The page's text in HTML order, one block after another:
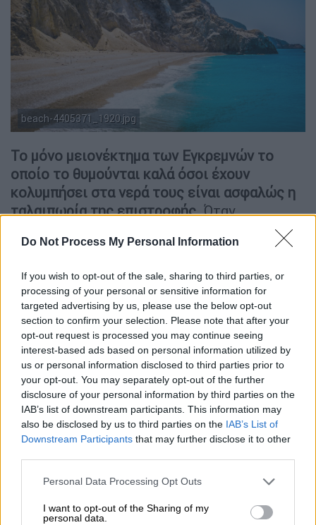
Do Not Process My Personal Information
If you wish to opt-out of the sale, sharing to third parties, or
processing of your personal or sensitive information for
targeted advertising by us, please use the below opt-out
section to confirm your selection. Please note that after your
opt-out request is processed you may continue seeing
interest-based ads based on personal information utilized by
us or personal information disclosed to third parties prior to
your opt-out. You may separately opt-out of the further
disclosure of your personal information by third parties on the
IAB’s list of downstream participants. This information may
also be disclosed by us to third parties on the IAB’s List of
Downstream Participants that may further disclose it to other
Please note that this website/app uses one or more Google
not limited to your visit or usage behaviour. You may click to
grant or deny consent to Google and its third-party tags to
Personal Data Processing Opt Outs
I want to opt-out of the Sharing of my
personal data.
beach-4405371_1920.jpg
Pixabay
Το μόνο μειονέκτημα των Εγκρεμνών το
οποίο το θυμούνται καλά όσοι έχουν
κολυμπήσει στα νερά τους είναι ασφαλώς η
ταλαιπωρία της επιστροφής.Όταν
αποχαιρετάς τον Παράδεισο που αφήνεις και
πρέπει να ανέβεις γύρω στα 420 (!)
επιφάνεια του δρόμου. Ακόμα και αυτό όμως
έμοιαζε λεπτομέρεια μπροστά τις εικόνες
που είχαν πλημμυρίσει την ψυχή σου μετά το
μπάνιο.
Γι’ αυτό και τα τελευταία έξι χρόνια οι
λάτρεις των Εγκρεμνών δεν είχαν
ευχαριστηθεί καλοκαίρι.Η παραλία μετά τον
σεισμό δεν ήταν προσβάσιμη καθώς η σκάλα
είχε καταστραφεί και ο δρόμος είχε επίσης
πολλά προβλήματα. Ευτυχώς όμως όλα αυτά
ανήκουν στο παρελθόν.
Η οδική πρόσβαση έχει ήδη αποκατασταθεί,